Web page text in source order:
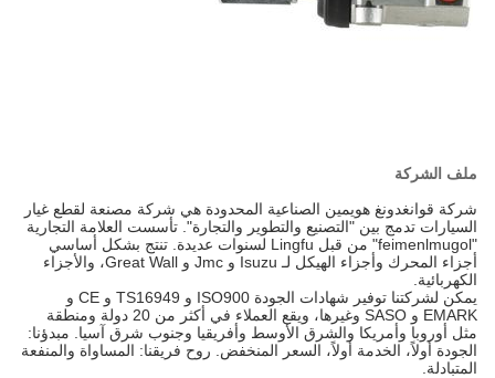
ملف الشركة
شركة قوانغدونغ هويمين الصناعية المحدودة هي شركة مصنعة لقطع غيار
السيارات تدمج بين "التصنيع والتطوير والتجارة". تأسست العلامة التجارية
"feimenlmugol" من قبل Lingfu لسنوات عديدة. تنتج بشكل أساسي
أجزاء المحرك وأجزاء الهيكل لـ Isuzu و Jmc و Great Wall، والأجزاء
الكهربائية.
يمكن لشركتنا توفير شهادات الجودة ISO900 و TS16949 و CE و
EMARK و SASO وغيرها، ويقع العملاء في أكثر من 20 دولة ومنطقة
مثل أوروبا وأمريكا والشرق الأوسط وأفريقيا وجنوب شرق آسيا. مبدؤنا:
الجودة أولاً، الخدمة أولاً، السعر المنخفض. روح فريقنا: المساواة والمنفعة
المتبادلة.